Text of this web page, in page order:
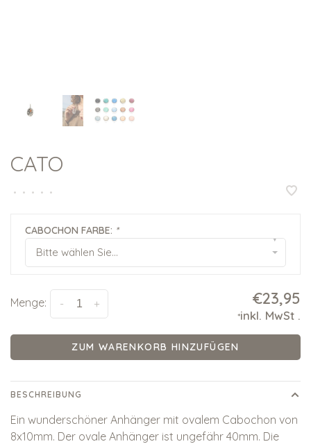
CATO
• • • • •
CABOCHON FARBE: *
Bitte wählen Sie...
▾
Menge: +
- €23,95
*inkl. MwSt .
ZUM WARENKORB HINZUFÜGEN
BESCHREIBUNG
Ein wunderschöner Anhänger mit ovalem Cabochon von
8x10mm. Der ovale Anhänger ist ungefähr 40mm. Die